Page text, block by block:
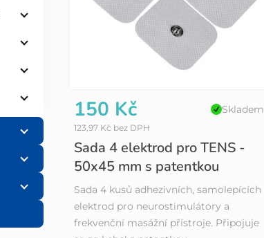
r
o
d
u
Sada 4 elektrod pro TENS -
50x45 mm s patentkou
Skladem
123,97 Kč bez DPH
150 Kč
Sada 4 kusů adhezivních, samolepících
elektrod pro neurostimulátory a
frekvenční masážní přístroje. Připojuje